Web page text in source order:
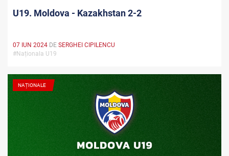
U19. Moldova - Kazakhstan 2-2
07 IUN 2024 DE SERGHEI CIPILENCU
#Naționala U19
NAȚIONALE